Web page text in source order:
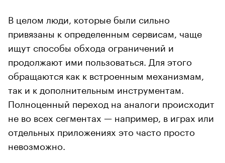
В целом люди, которые были сильно
привязаны к определенным сервисам, чаще
ищут способы обхода ограничений и
продолжают ими пользоваться. Для этого
обращаются как к встроенным механизмам,
так и к дополнительным инструментам.
Полноценный переход на аналоги происходит
не во всех сегментах — например, в играх или
отдельных приложениях это часто просто
невозможно.